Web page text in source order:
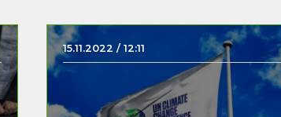
15.11.2022 / 12:11